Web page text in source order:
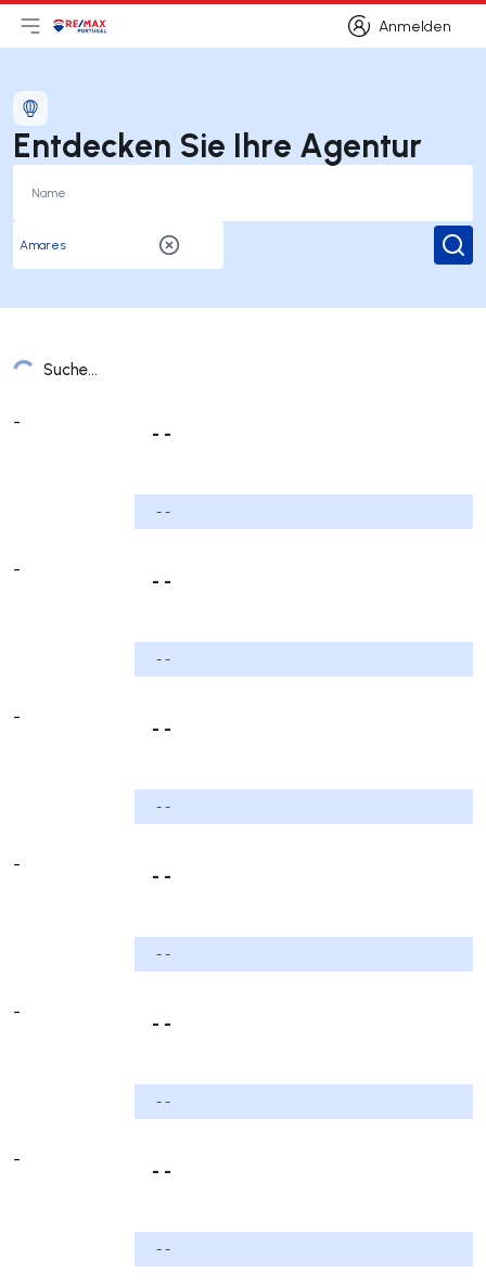
Anmelden
Anmelden
Hauptmenü öffnen
LogoZur Startseite
Entdecken Sie Ihre Agentur
Suche...
Liste der Ämter
-
- -
- -
-
- -
- -
-
- -
- -
-
- -
- -
-
- -
- -
-
- -
- -